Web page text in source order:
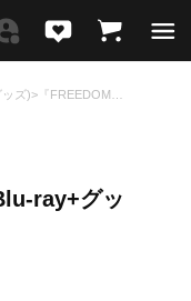
ray+グッ